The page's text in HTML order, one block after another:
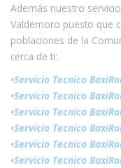
Además nuestro
Valdemoro puesto que
poblaciones de la
cerca de ti:
•Servicio Tecnico
•Servicio Tecnico
•Servicio Tecnico
•Servicio Tecnico
•Servicio Tecnico
•Servicio Tecnico